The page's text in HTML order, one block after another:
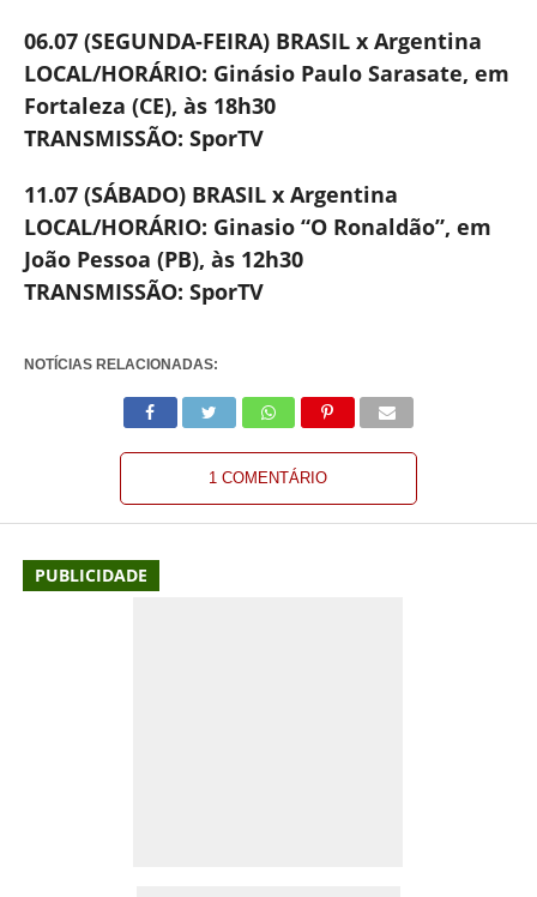
06.07 (SEGUNDA-FEIRA) BRASIL x Argentina
LOCAL/HORÁRIO: Ginásio Paulo Sarasate, em
Fortaleza (CE), às 18h30
TRANSMISSÃO: SporTV
11.07 (SÁBADO) BRASIL x Argentina
LOCAL/HORÁRIO: Ginasio “O Ronaldão”, em
João Pessoa (PB), às 12h30
TRANSMISSÃO: SporTV
NOTÍCIAS RELACIONADAS:
1 COMENTÁRIO
PUBLICIDADE